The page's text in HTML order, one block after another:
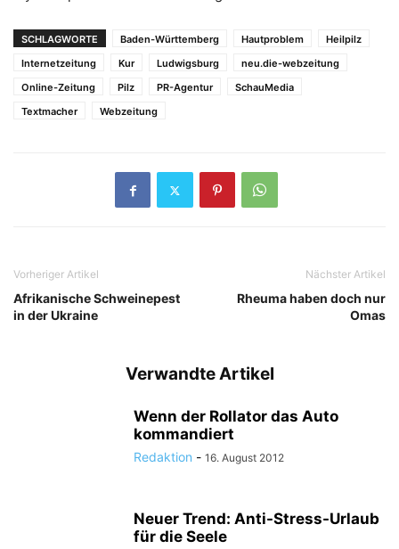
SCHLAGWORTE Baden-Württemberg Hautproblem
Heilpilz
Internetzeitung
Kur Ludwigsburg
neu.die-webzeitung
Online-Zeitung
Pilz PR-Agentur
SchauMedia
Textmacher
Webzeitung
Vorheriger Artikel
Afrikanische Schweinepest
in der Ukraine
Nächster Artikel
Rheuma haben doch nur
Omas
Verwandte Artikel
Wenn der Rollator das Auto
kommandiert
Redaktion - 16. August 2012
Neuer Trend: Anti-Stress-Urlaub
für die Seele